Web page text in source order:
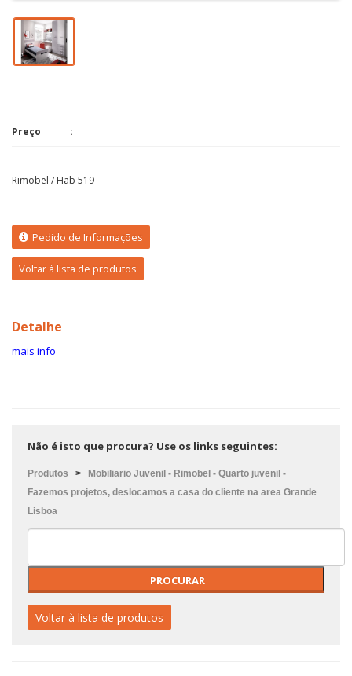
Preço
Rimobel / Hab 519
Pedido de Informações
Voltar à lista de produtos
Detalhe
mais info
Não é isto que procura? Use os links seguintes:
Produtos > Mobiliario Juvenil - Rimobel - Quarto juvenil -
Fazemos projetos, deslocamos a casa do cliente na area Grande
Lisboa
Voltar à lista de produtos